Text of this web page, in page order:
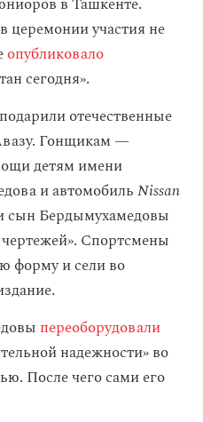
церемонии участия не
опубликовало
сегодня».
отечественные
Гонщикам —
детям имени
и автомобильNissan
сын Бердымухамедовы
чертежей». Спортсмены
форму и сели во
переоборудовали
надежности» во
После чего сами его